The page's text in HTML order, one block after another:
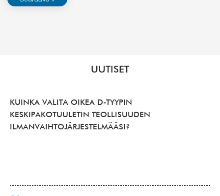
UUTISET
KUINKA VALITA OIKEA D-TYYPIN
KESKIPAKOTUULETIN TEOLLISUUDEN
ILMANVAIHTOJÄRJESTELMÄÄSI?